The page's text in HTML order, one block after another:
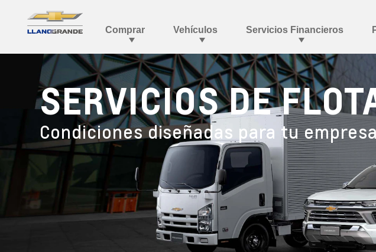
SERVICIOS DE
Condiciones diseñadas para tu empresa